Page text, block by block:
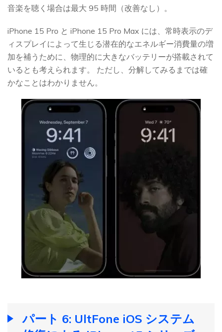
音楽を聴く場合は最大 95 時間（改善なし）。
iPhone 15 Pro と iPhone 15 Pro Max には、常時表示のデ
ィスプレイによって生じる潜在的なエネルギー消費量の増
加を補うために、物理的に大きなバッテリーが搭載されて
いるとも考えられます。 ただし、分解してみるまでは確
かなことはわかりません。
パート 6: UltFone iOS システム